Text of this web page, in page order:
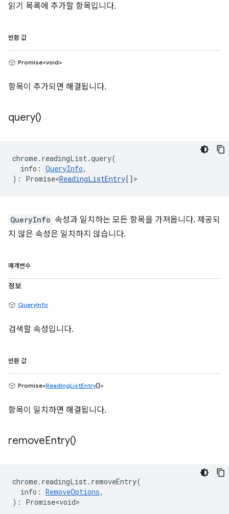
읽기 목록에 추가할 항목입니다.
반환 값
Promise<void>
항목이 추가되면 해결됩니다.
query()
chrome. readingList .query(
info : QueryInfo,
) : Promise<ReadingListEntry[] >
QueryInfo 속성과 일치하는 모든 항목을 가져옵니다. 제공되
지 않은 속성은 일치하지 않습니다.
매개변수
정보
QueryInfo
검색할 속성입니다.
반환 값
Promise<ReadingListEntry[]>
항목이 일치하면 해결됩니다.
removeEntry()
chrome. readingList . removeEntry(
info : RemoveOptions,
) : Promise<void>